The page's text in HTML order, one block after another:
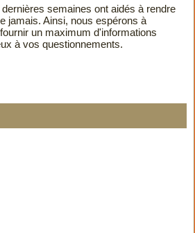
semaines ont aidés à rendre
jamais. Ainsi, nous espérons à
un maximum d'informations
à vos questionnements.